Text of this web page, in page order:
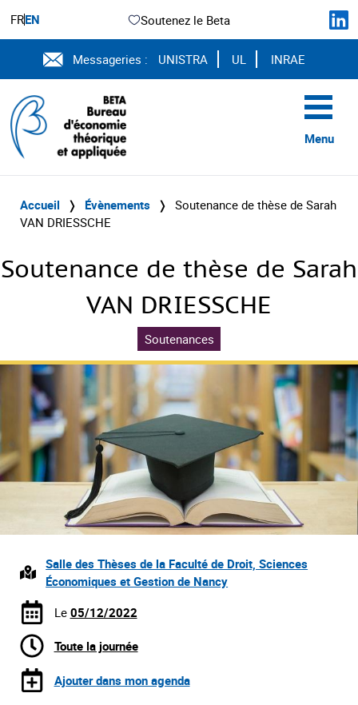
FREN Soutenez le Beta
Messageries : UNISTRA UL INRAE
Menu
Accueil ❭ Évènements ❭ Soutenance de thèse de Sarah
VAN DRIESSCHE
Soutenance de thèse de Sarah
VAN DRIESSCHE
Soutenances
Salle des Thèses de la Faculté de Droit, Sciences
Économiques et Gestion de Nancy
Le 05/12/2022
Toute la journée
Ajouter dans mon agenda